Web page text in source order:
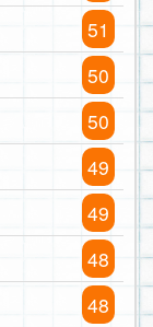
51
50
50
49
49
48
48